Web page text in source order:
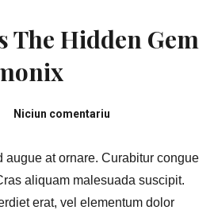
The Hidden Gem
Niciun comentariu
augue at ornare. Curabitur congue
aliquam malesuada suscipit.
erat, vel elementum dolor